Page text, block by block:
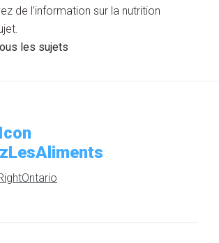
de l’information sur la nutrition
les sujets